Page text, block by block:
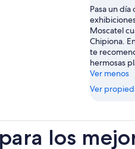
Pasa un día
Moscatel
Chipiona.
te
hermosas
Ver menos
Ver
los